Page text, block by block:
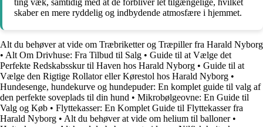
ting væk, samtidig med at de forbliver let tilgængelige, hvilket
skaber en mere ryddelig og indbydende atmosfære i hjemmet.
Alt du behøver at vide om Træbriketter og Træpiller fra Harald Nyborg
• Alt Om Drivhuse: Fra Tilbud til Salg • Guide til at Vælge det
Perfekte Redskabsskur til Haven hos Harald Nyborg • Guide til at
Vælge den Rigtige Rollator eller Kørestol hos Harald Nyborg •
Hundesenge, hundekurve og hundepuder: En komplet guide til valg af
den perfekte soveplads til din hund • Mikrobølgeovne: En Guide til
Valg og Køb • Flyttekasser: En Komplet Guide til Flyttekasser fra
Harald Nyborg • Alt du behøver at vide om helium til balloner•